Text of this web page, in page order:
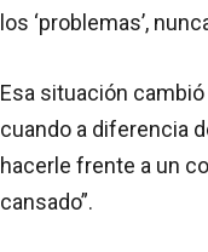
los ‘problemas’,
Esa situación
cuando a diferencia
hacerle frente a un
cansado”.